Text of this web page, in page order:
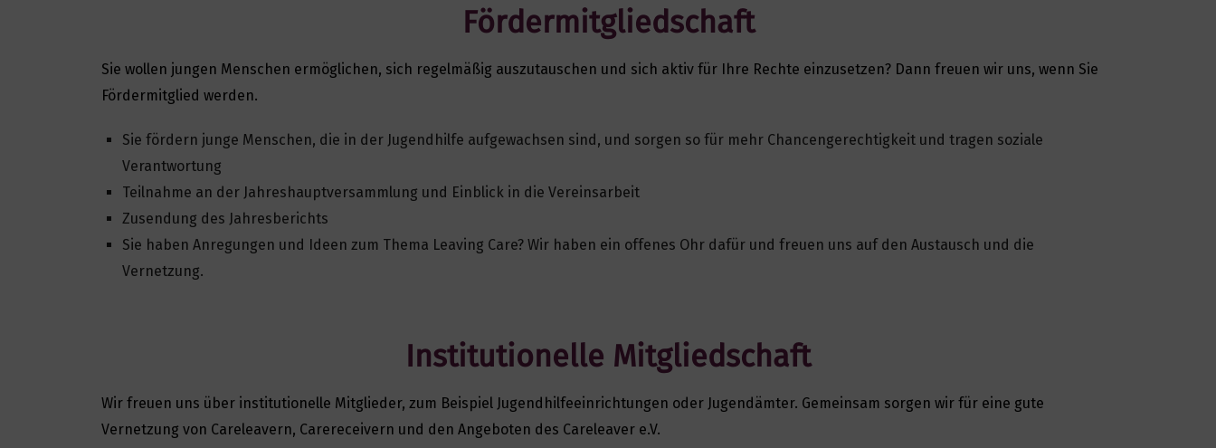
Fördermitgliedschaft
Sie wollen jungen Menschen ermöglichen, sich regelmäßig auszutauschen und sich aktiv für Ihre Rechte einzusetzen? Dann freuen wir uns, wenn Sie
Fördermitglied werden.
Sie fördern junge Menschen, die in der Jugendhilfe aufgewachsen sind, und sorgen so für mehr Chancengerechtigkeit und tragen soziale
Verantwortung
Teilnahme an der Jahreshauptversammlung und Einblick in die Vereinsarbeit
Zusendung des Jahresberichts
Sie haben Anregungen und Ideen zum Thema Leaving Care? Wir haben ein offenes Ohr dafür und freuen uns auf den Austausch und die
Vernetzung.
Institutionelle Mitgliedschaft
Wir freuen uns über institutionelle Mitglieder, zum Beispiel Jugendhilfeeinrichtungen oder Jugendämter. Gemeinsam sorgen wir für eine gute
Vernetzung von Careleavern, Carereceivern und den Angeboten des Careleaver e.V.